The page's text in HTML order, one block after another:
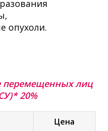
опухоли.
перемещенных лиц
20%
Цена